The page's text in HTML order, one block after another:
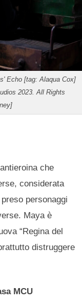
Echo [tag: Alaqua Cox]
2023. All Rights
che
considerata
personaggi
Maya è
“Regina del
distruggere
MCU